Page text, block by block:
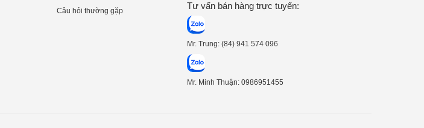
Câu hỏi thường gặp
Tư vấn bán hàng trực tuyến:
Mr. Trung: (84) 941 574 096
Mr. Minh Thuận: 0986951455